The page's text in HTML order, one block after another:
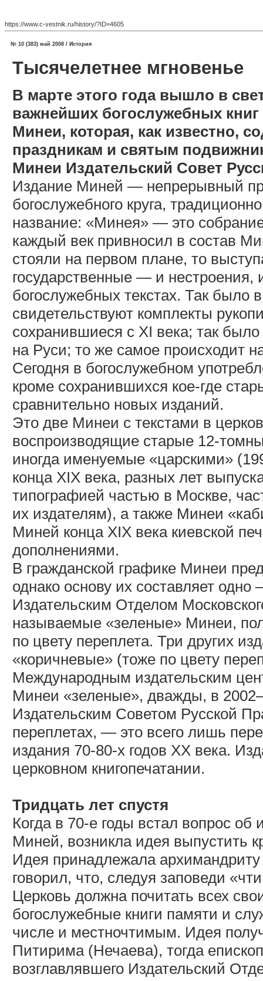
https://www.c-vestnik.ru/history/?ID=4605
№ 10 (383) май 2008 / История
Тысячелетнее мгновенье
В марте этого года вышло в
важнейших богослужебных
Минеи, которая, как известно,
праздникам и святым
Минеи Издательский Совет
Издание Миней — непрерывный
богослужебного круга,
название: «Минея» — это
каждый век привносил в состав
стояли на первом плане, то
государственные — и
богослужебных текстах. Так было
свидетельствуют комплекты
сохранившиеся с XI века; так было
на Руси; то же самое происходит
Сегодня в богослужебном
кроме сохранившихся кое-где
сравнительно новых изданий.
Это две Минеи с текстами в
воспроизводящие старые 12-
иногда именуемые «царскими»
конца XIX века, разных лет
типографией частью в Москве,
их издателям), а также Минеи
Миней конца XIX века киевской
дополнениями.
В гражданской графике Минеи
однако основу их составляет
Издательским Отделом
называемые «зеленые» Минеи,
по цвету переплета. Три других
«коричневые» (тоже по цвету
Международным издательским
Минеи «зеленые», дважды, в
Издательским Советом Русской
переплетах, — это всего лишь
издания 70-80-х годов XX века.
церковном книгопечатании.
Тридцать лет спустя
Когда в 70-е годы встал вопрос
Миней, возникла идея выпустить
Идея принадлежала
говорил, что, следуя заповеди
Церковь должна почитать всех
богослужебные книги памяти и
числе и местночтимым. Идея
Питирима (Нечаева), тогда
возглавлявшего Издательский